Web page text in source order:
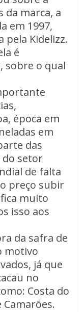
da marca, a
em 1997,
pela Kidelizz.
é
sobre o qual
época em
em
das
do setor
de falta
preço subir
muito
isso aos
da safra de
motivo
já que
no
Costa do